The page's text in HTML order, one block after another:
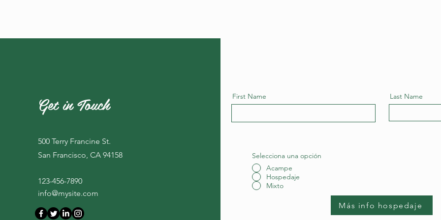
Get in Touch
500 Terry Francine St.
San Francisco, CA 94158
123-456-7890
info@mysite.com
First Name Last Name
Selecciona una opción
Acampe
Hospedaje
Mixto
Más info hospedaje